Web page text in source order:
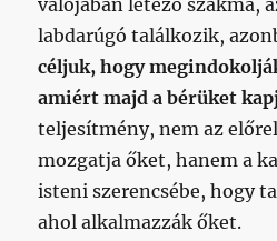
valójában létező szakma,
labdarúgó találkozik,
céljuk, hogy
amiért majd a bérüket
teljesítmény, nem az
mozgatja őket, hanem a
isteni szerencsébe, hogy
ahol alkalmazzák őket.